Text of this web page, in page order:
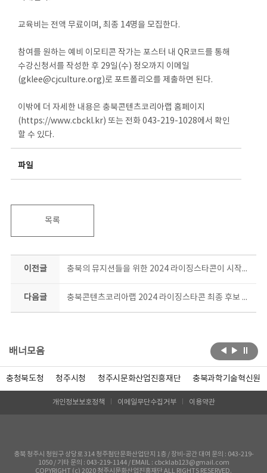
교육비는 전액 무료이며, 최종 14명을 모집한다.
참여를 원하는 예비 이모티콘 작가는 포스터 내 QR코드를 통해
수강신청서를 작성한 후 29일(수) 정오까지 이메일
(gklee@cjculture.org)로 포트폴리오를 제출하면 된다.
이밖에 더 자세한 내용은 충북콘텐츠코리아랩 홈페이지
(https://www.cbckl.kr) 또는 전화 043-219-1028에서 확인
할 수 있다.
파일
목록
이전글 충북의 뮤지션들을 위한 2024 라이징스타콘이 시작됐다!
다음글 충북콘텐츠코리아랩 2024 라이징스타콘 최종 후보 TOP5! 슈퍼주니어 등과 호흡맞춘 유명 프로듀서와 공동작업 돌입
배너모음
충청북도청 청주시청 청주시문화산업진흥재단 충북과학기술혁신원
개인정보보호정책 이메일무단수집거부 이용약관
충북 청주시 청원구 상당로 314 청주첨단문화산업단지 1층 / 장비-공간 대여 문의 : 043-219-
1050 / 기타 문의 : 043-219-1144 / EMAIL : cbcklab123@gmail.com
COPYRIGHT (c) 2020 청주시문화산업진흥재단 ALL RIGHTS RESERVED.